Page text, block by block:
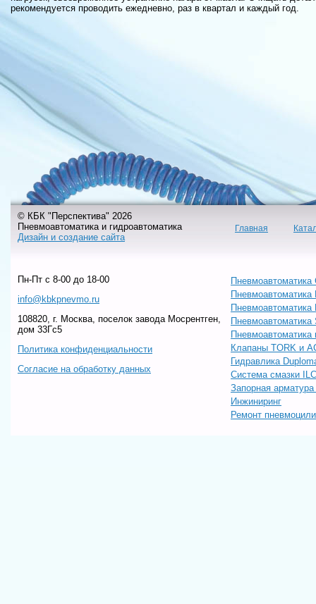
рекомендуется проводить ежедневно, раз в квартал и каждый год.
© КБК "Перспектива" 2026
Пневмоавтоматика и гидроавтоматика
Дизайн и создание сайта
Главная
Пн-Пт c 8-00 до 18-00
info@kbkpnevmo.ru
108820, г. Москва, поселок завода Мосрентген,
дом 33Гс5
Политика конфиденциальности
Согласие на обработку данных
Пневмоавтоматика
Пневмоавтоматика
Пневмоавтоматика
Пневмоавтоматика
Клапаны TORK и
Гидравлика
Система смазки ILC
Запорная
Инжиниринг
Ремонт